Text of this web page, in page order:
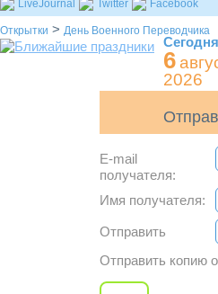
LiveJournal Twitter Facebook
Открытки > День Военного Переводчика
6
2026
E-mail
получателя:
Имя получателя:
Отправить
Отправить копию